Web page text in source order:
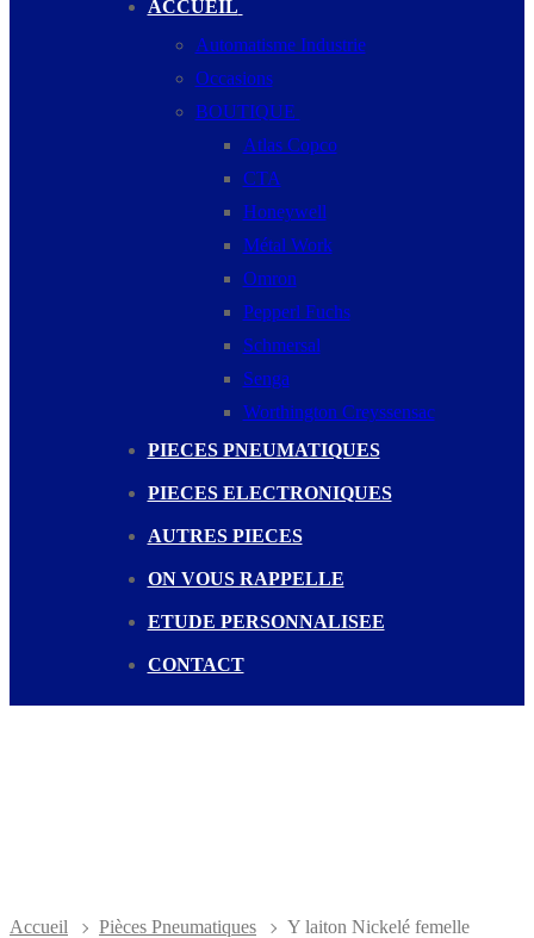
ACCUEIL
Automatisme Industrie
Occasions
BOUTIQUE
Atlas Copco
CTA
Honeywell
Métal Work
Omron
Pepperl Fuchs
Schmersal
Senga
Worthington Creyssensac
PIECES PNEUMATIQUES
PIECES ELECTRONIQUES
AUTRES PIECES
ON VOUS RAPPELLE
ETUDE PERSONNALISEE
CONTACT
Accueil Pièces Pneumatiques
Y laiton Nickelé femelle